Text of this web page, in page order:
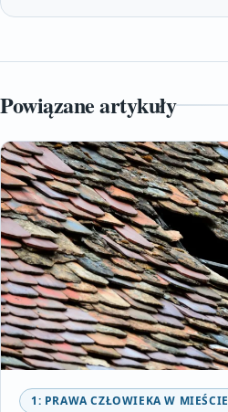
Powiązane artykuły
1: PRAWA CZŁOWIEKA W MIEŚCIE